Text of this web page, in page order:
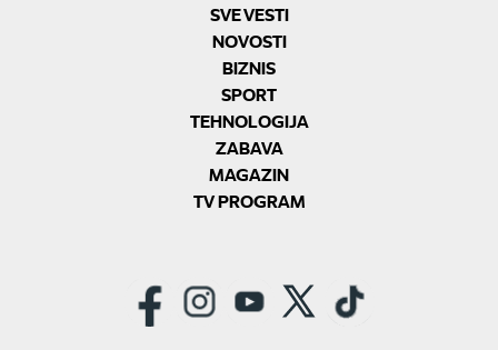
SVE VESTI
NOVOSTI
BIZNIS
SPORT
TEHNOLOGIJA
ZABAVA
MAGAZIN
TV PROGRAM